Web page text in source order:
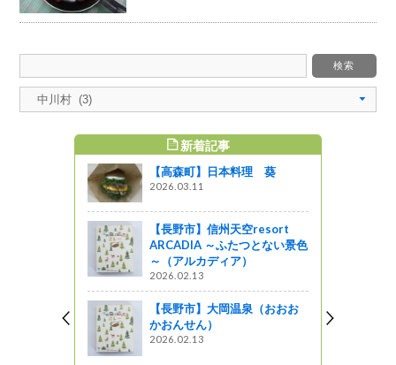
新着記事
【高森町】日本料理 葵
2026.03.11
【長野市】信州天空resort
ARCADIA ～ふたつとない景色
～（アルカディア）
2026.02.13
【長野市】大岡温泉（おおお
かおんせん）
2026.02.13